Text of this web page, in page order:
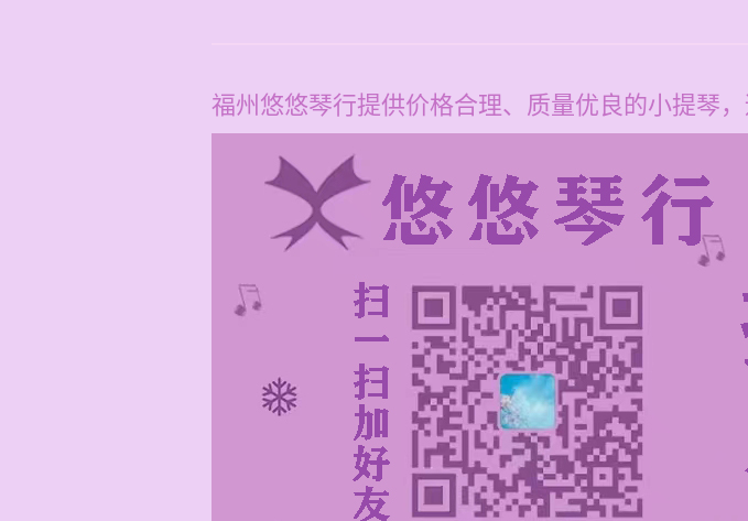
福州悠悠琴行提供价格合理、质量优良的小提琴